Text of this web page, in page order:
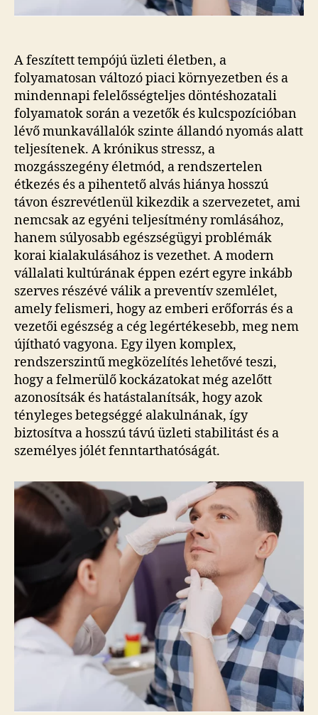
A feszített tempójú üzleti életben, a
folyamatosan változó piaci környezetben és a
mindennapi felelősségteljes döntéshozatali
folyamatok során a vezetők és kulcspozícióban
lévő munkavállalók szinte állandó nyomás alatt
teljesítenek. A krónikus stressz, a
mozgásszegény életmód, a rendszertelen
étkezés és a pihentető alvás hiánya hosszú
távon észrevétlenül kikezdik a szervezetet, ami
nemcsak az egyéni teljesítmény romlásához,
hanem súlyosabb egészségügyi problémák
korai kialakulásához is vezethet. A modern
vállalati kultúrának éppen ezért egyre inkább
szerves részévé válik a preventív szemlélet,
amely felismeri, hogy az emberi erőforrás és a
vezetői egészség a cég legértékesebb, meg nem
újítható vagyona. Egy ilyen komplex,
rendszerszintű megközelítés lehetővé teszi,
hogy a felmerülő kockázatokat még azelőtt
azonosítsák és hatástalanítsák, hogy azok
tényleges betegséggé alakulnának, így
biztosítva a hosszú távú üzleti stabilitást és a
személyes jólét fenntarthatóságát.